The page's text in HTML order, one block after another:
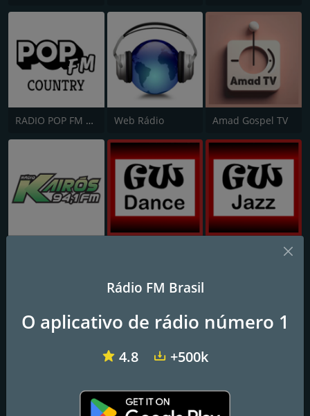
RADIO POP FM COUNTRY Web Rádio Amad Gospel TV
GrooveWave - Jazz
Rádio FM Brasil
O aplicativo de rádio número 1
4.8 +500k